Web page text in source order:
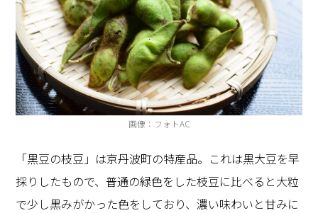
画像：フォトAC
「黒豆の枝豆」は京丹波町の特産品。これは黒大豆を早
採りしたもので、普通の緑色をした枝豆に比べると大粒
で少し黒みがかった色をしており、濃い味わいと甘みに